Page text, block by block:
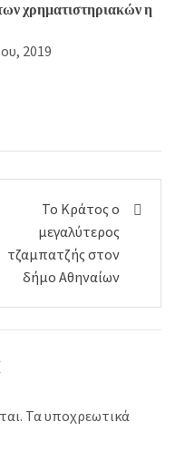
χρηματιστηριακών η
2019
Το Κράτος ο
μεγαλύτερος
τζαμπατζής στον
δήμο Αθηναίων
Τα υποχρεωτικά